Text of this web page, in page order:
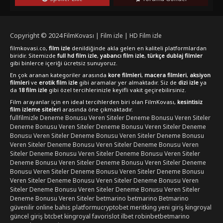
seçenek olabilir.
Copyright © 2024FilmKovası | Film izle | HD Film izle
filmkovasi.co, film izle denildiğinde akla gelen en kaliteli platformlardan
biridir. Sitemizde full hd film izle, yabancı film izle, türkçe dublaj filmler
gibi binlerce içeriği ücretsiz sunuyoruz.
En çok aranan kategoriler arasında kore filmleri, macera filmleri, aksiyon
filmleri ve erotik film izle gibi aramalar yer almaktadır. Siz de dizi izle ya
da 18 film izle gibi özel tercihlerinizle keyifli vakit geçirebilirsiniz.
Film arayanlar için en ideal tercihlerden biri olan FilmKovası, kesintisiz
film izleme siteleri arasında öne çıkmaktadır.
fullfilmizle Deneme Bonusu Veren SitelerDeneme Bonusu Veren Siteler
Deneme Bonusu Veren SitelerDeneme Bonusu Veren SitelerDeneme
Bonusu Veren SitelerDeneme Bonusu Veren SitelerDeneme Bonusu
Veren SitelerDeneme Bonusu Veren SitelerDeneme Bonusu Veren
SitelerDeneme Bonusu Veren SitelerDeneme Bonusu Veren Siteler
Deneme Bonusu Veren SitelerDeneme Bonusu Veren SitelerDeneme
Bonusu Veren SitelerDeneme Bonusu Veren SitelerDeneme Bonusu
Veren SitelerDeneme Bonusu Veren SitelerDeneme Bonusu Veren
SitelerDeneme Bonusu Veren SitelerDeneme Bonusu Veren Siteler
Deneme Bonusu Veren Sitelerbetmarino betmarino Betmarino
güvenilir online bahis platformucryptobetmeritking yeni girişkingroyal
güncel girişbtcbetkingroyal favorislotilbetrobinbetbetmarino